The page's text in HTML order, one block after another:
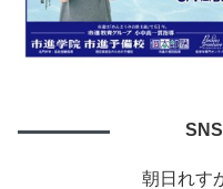
朝日れす